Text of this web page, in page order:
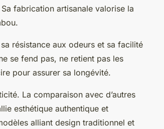
fabrication artisanale valorise la
résistance aux odeurs et sa facilité
se fend pas, ne retient pas les
pour assurer sa longévité.
La comparaison avec d’autres
esthétique authentique et
alliant design traditionnel et